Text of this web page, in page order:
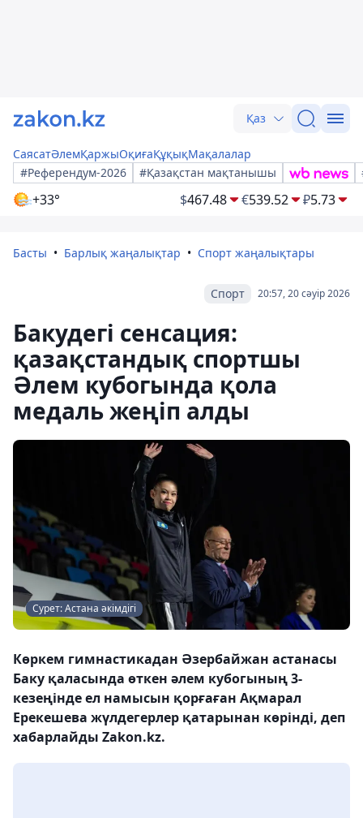
Қаз
СаясатӘлемҚаржыОқиғаҚұқықМақалалар
#Референдум-2026
#Қазақстан мақтанышы
+33° $467.48 €539.52 ₽5.73
Басты Барлық жаңалықтар Спорт жаңалықтары
20:57, 20 сәуір 2026
Спорт
Бакудегі сенсация:
қазақстандық спортшы
Әлем кубогында қола
медаль жеңіп алды
Сурет: Астана әкімдігі
Көркем гимнастикадан Әзербайжан астанасы
Баку қаласында өткен әлем кубогының 3-
кезеңінде ел намысын қорғаған Ақмарал
Ерекешева жүлдегерлер қатарынан көрінді, деп
хабарлайды Zakon.kz.